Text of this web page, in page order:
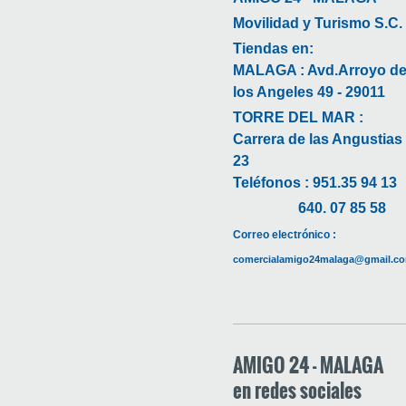
Movilidad y Turismo S.C.
Tiendas en:
MALAGA : Avd.Arroyo de
los Angeles 49 - 29011
TORRE DEL MAR :
Carrera de las Angustias
23
Teléfonos : 951.35 94 13
640. 07 85 58
Correo electrónico :
AMIGO 24 - MALAGA
en redes sociales